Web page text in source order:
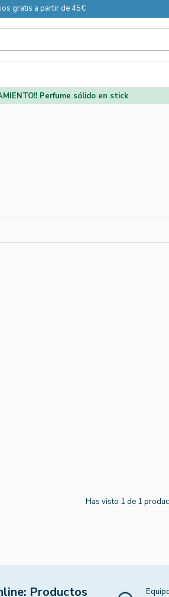
gratis a partir de 45€
Perfume sólido en stick
Has visto 1 de 1
Productos